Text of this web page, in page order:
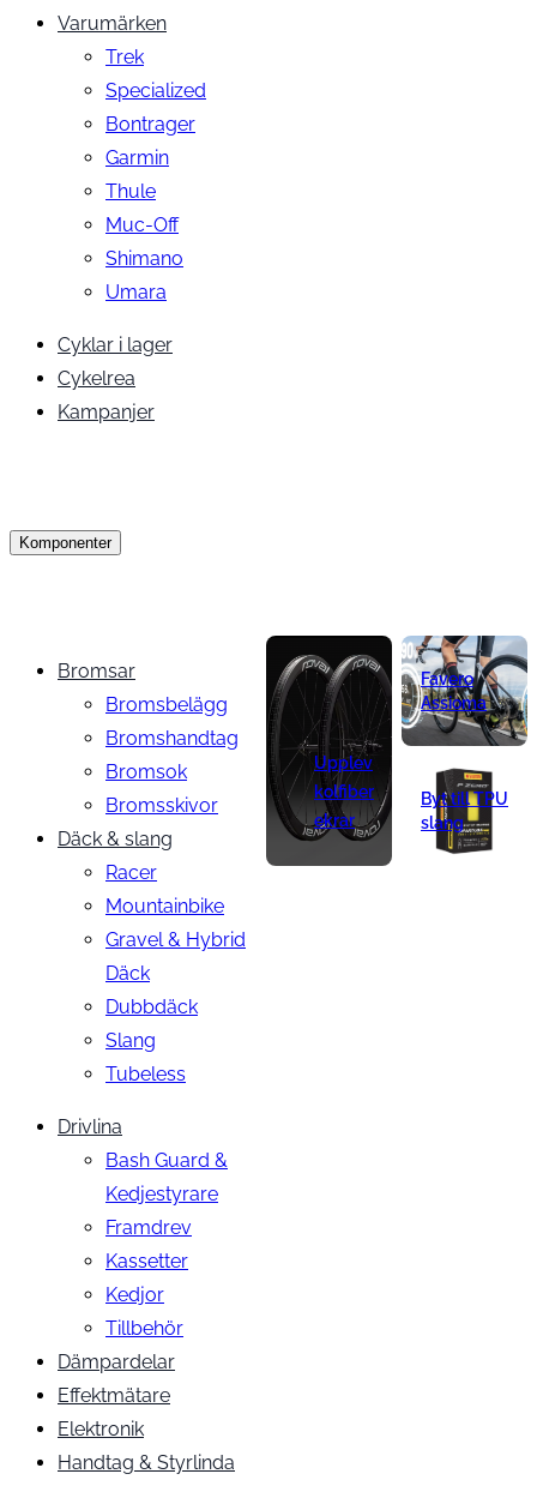
Varumärken
Trek
Specialized
Bontrager
Garmin
Thule
Muc-Off
Shimano
Umara
Cyklar i lager
Cykelrea
Kampanjer
Komponenter
Bromsar
Bromsbelägg
Bromshandtag
Bromsok
Bromsskivor
Däck & slang
Racer
Mountainbike
Gravel & Hybrid
Däck
Dubbdäck
Slang
Tubeless
Drivlina
Bash Guard &
Kedjestyrare
Framdrev
Kassetter
Kedjor
Tillbehör
Dämpardelar
Effektmätare
Elektronik
Handtag & Styrlinda
Upplev
kolfiber
ekrar
Favero
Assioma
Byt till TPU
slang